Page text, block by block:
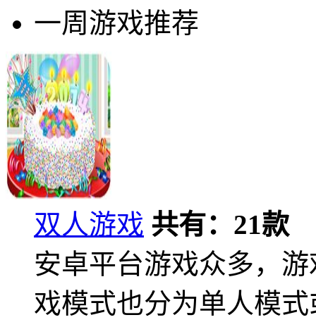
一周游戏推荐
双人游戏 共有： 21款
安卓平台游戏众多，
戏模式也分为单人模